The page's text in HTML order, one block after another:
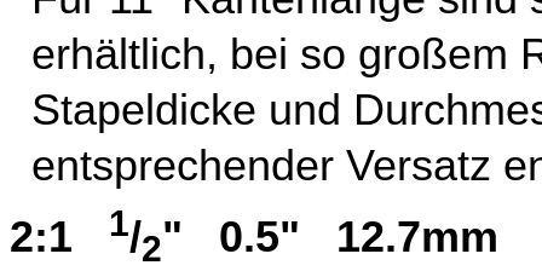
erhältlich, bei so großem
Stapeldicke und
entsprechender Versatz
2:1
1/2" 0.5" 12.7mm